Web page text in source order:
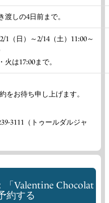
渡しの4日前まで。
1（日）～2/14（土）11:00～
火は17:00まで。
をお待ち申し上げます。
3111（トゥールダルジャ
「Valentine Chocolat
約する